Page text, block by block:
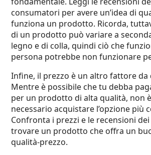
consumatori per avere un’idea di
funziona un prodotto. Ricorda,
di un prodotto può variare a
legno e di colla, quindi ciò che
persona potrebbe non funzionare
Infine, il prezzo è un altro fattore da
Mentre è possibile che tu debba
per un prodotto di alta qualità, non
necessario acquistare l’opzione più
Confronta i prezzi e le recensioni
trovare un prodotto che offra un
qualità-prezzo.